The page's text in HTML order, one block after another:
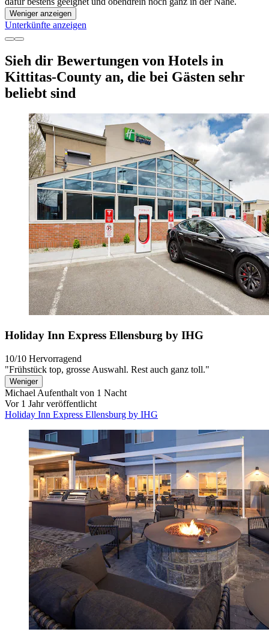
Weniger anzeigen
Unterkünfte anzeigen
Sieh dir Bewertungen von Hotels in
Kittitas-County an, die bei Gästen sehr
beliebt sind
Holiday Inn Express Ellensburg by IHG
10/10 Hervorragend
"Frühstück top, grosse Auswahl. Rest auch ganz toll."
Weniger
Michael Aufenthalt von 1 Nacht
Vor 1 Jahr veröffentlicht
Holiday Inn Express Ellensburg by IHG